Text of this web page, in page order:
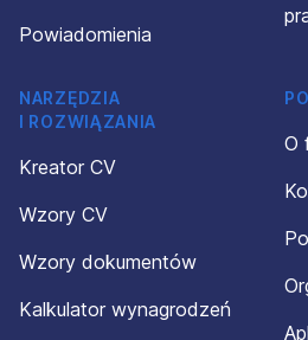
Powiadomienia
NARZĘDZIA
I ROZWIĄZANIA
Kreator CV
Wzory CV
Wzory dokumentów
Kalkulator wynagrodzeń
O